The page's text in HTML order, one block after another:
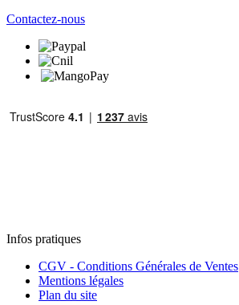
Contactez-nous
Infos pratiques
CGV - Conditions Générales de Ventes
Mentions légales
Plan du site